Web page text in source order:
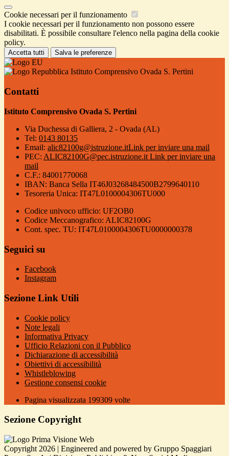
Cookie necessari per il funzionamento
I cookie necessari per il funzionamento non possono essere
disabilitati. È possibile consultare l'elenco nella pagina della cookie
policy.
Accetta tutti Salva le preferenze
Istituto Comprensivo Ovada S. Pertini
Contatti
Istituto Comprensivo Ovada S. Pertini
Via Duchessa di Galliera, 2 - Ovada (AL)
Tel: 0143 80135
Email: alic82100g@istruzione.itLink per inviare una mail
PEC: ALIC82100G@pec.istruzione.it Link per inviare una
mail
C.F.: 84001770068
IBAN: Banca Sella IT46J03268484500B2799640110
Tesoreria Unica: IT47L0100004306TU000
Codice univoco ufficio: UF2OB0
Codice Meccanografico: ALIC82100G
Cont. spec. TU: IT47L0100004306TU0000000378
Seguici su
Facebook
Instagram
Sezione Link Utili
Cookie policy
Note legali
Informativa Privacy
Ufficio Relazioni con il Pubblico
Dichiarazione di accessibilità
Obiettivi di accessibilità
Whistleblowing
Gestione consensi cookie
Pagina visualizzata 199309 volte
Sezione Copyright
Copyright 2026 | Engineered and powered by Gruppo Spaggiari